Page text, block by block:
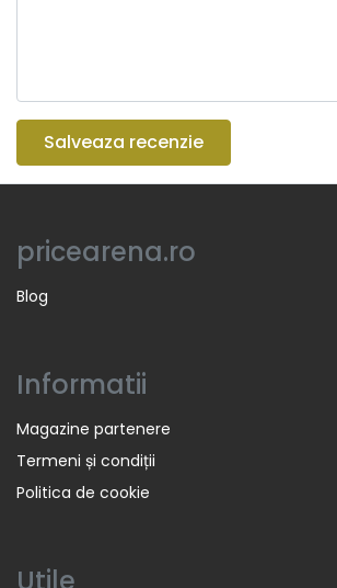
Salveaza recenzie
pricearena.ro
Blog
Informatii
Magazine partenere
Termeni și condiții
Politica de cookie
Utile